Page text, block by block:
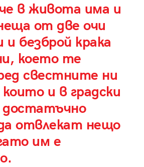
в живота има и
от две очи
и безброй крака
което те
свестните ни
и в градски
достатъчно
отвлекат нещо
им е